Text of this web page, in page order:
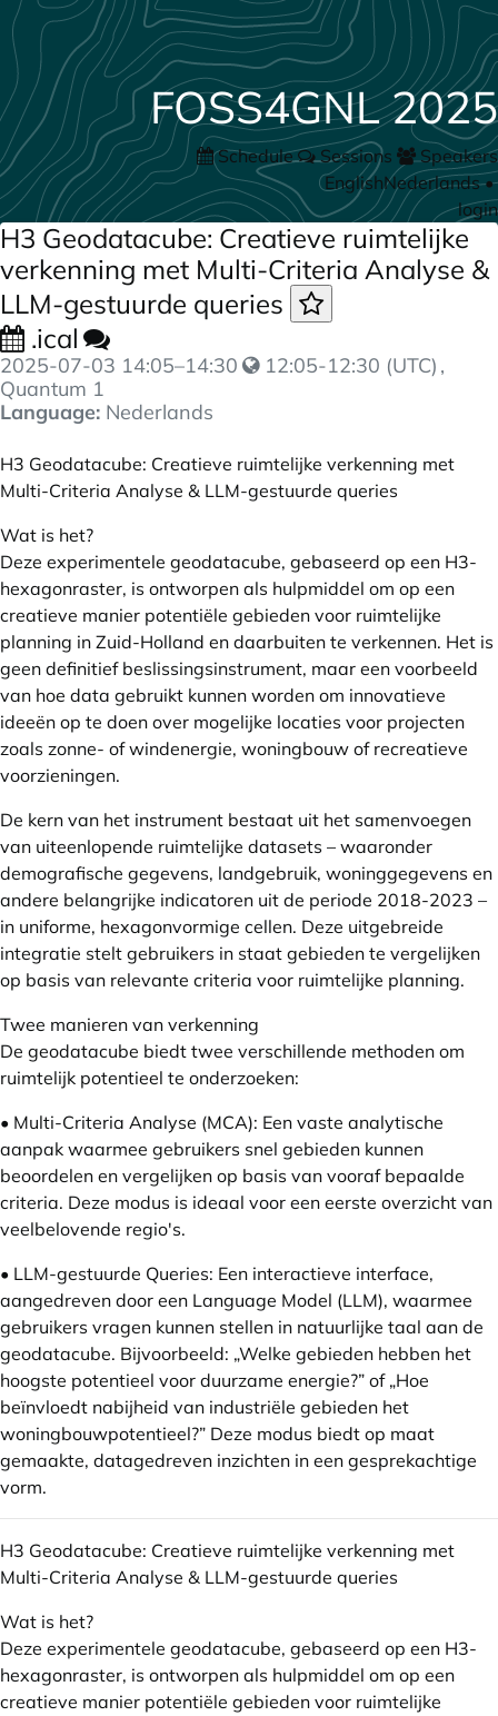
FOSS4GNL 2025
Schedule Sessions
Speakers
EnglishNederlands•
login
H3 Geodatacube: Creatieve ruimtelijke
verkenning met Multi-Criteria Analyse &
LLM-gestuurde queries
.ical
2025-07-03 14:05–14:30 12:05-12:30 (UTC) ,
Quantum 1
Language: Nederlands
H3 Geodatacube: Creatieve ruimtelijke verkenning met
Multi-Criteria Analyse & LLM-gestuurde queries
Wat is het?
Deze experimentele geodatacube, gebaseerd op een H3-
hexagonraster, is ontworpen als hulpmiddel om op een
creatieve manier potentiële gebieden voor ruimtelijke
planning in Zuid-Holland en daarbuiten te verkennen. Het is
geen definitief beslissingsinstrument, maar een voorbeeld
van hoe data gebruikt kunnen worden om innovatieve
ideeën op te doen over mogelijke locaties voor projecten
zoals zonne- of windenergie, woningbouw of recreatieve
voorzieningen.
De kern van het instrument bestaat uit het samenvoegen
van uiteenlopende ruimtelijke datasets – waaronder
demografische gegevens, landgebruik, woninggegevens en
andere belangrijke indicatoren uit de periode 2018-2023 –
in uniforme, hexagonvormige cellen. Deze uitgebreide
integratie stelt gebruikers in staat gebieden te vergelijken
op basis van relevante criteria voor ruimtelijke planning.
Twee manieren van verkenning
De geodatacube biedt twee verschillende methoden om
ruimtelijk potentieel te onderzoeken:
• Multi-Criteria Analyse (MCA): Een vaste analytische
aanpak waarmee gebruikers snel gebieden kunnen
beoordelen en vergelijken op basis van vooraf bepaalde
criteria. Deze modus is ideaal voor een eerste overzicht van
veelbelovende regio's.
• LLM-gestuurde Queries: Een interactieve interface,
aangedreven door een Language Model (LLM), waarmee
gebruikers vragen kunnen stellen in natuurlijke taal aan de
geodatacube. Bijvoorbeeld: „Welke gebieden hebben het
hoogste potentieel voor duurzame energie?” of „Hoe
beïnvloedt nabijheid van industriële gebieden het
woningbouwpotentieel?” Deze modus biedt op maat
gemaakte, datagedreven inzichten in een gesprekachtige
vorm.
H3 Geodatacube: Creatieve ruimtelijke verkenning met
Multi-Criteria Analyse & LLM-gestuurde queries
Wat is het?
Deze experimentele geodatacube, gebaseerd op een H3-
hexagonraster, is ontworpen als hulpmiddel om op een
creatieve manier potentiële gebieden voor ruimtelijke